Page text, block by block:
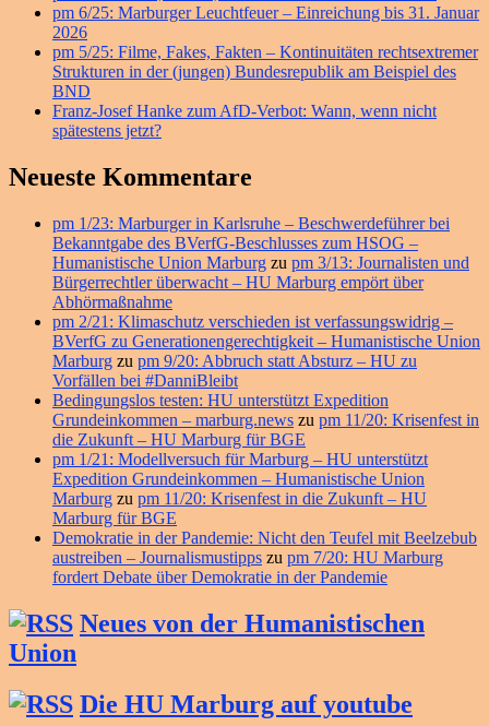
Bereich
pm 6/25: Marburger Leuchtfeuer – Einreichung bis 31. Januar
2026
pm 5/25: Filme, Fakes, Fakten – Kontinuitäten rechtsextremer
Strukturen in der (jungen) Bundesrepublik am Beispiel des
BND
Franz-Josef Hanke zum AfD-Verbot: Wann, wenn nicht
spätestens jetzt?
Neueste Kommentare
pm 1/23: Marburger in Karlsruhe – Beschwerdeführer bei
Bekanntgabe des BVerfG-Beschlusses zum HSOG –
Humanistische Union Marburg zu pm 3/13: Journalisten und
Bürgerrechtler überwacht – HU Marburg empört über
Abhörmaßnahme
pm 2/21: Klimaschutz verschieden ist verfassungswidrig –
BVerfG zu Generationengerechtigkeit – Humanistische Union
Marburg zu pm 9/20: Abbruch statt Absturz – HU zu
Vorfällen bei #DanniBleibt
Bedingungslos testen: HU unterstützt Expedition
Grundeinkommen – marburg.news zu pm 11/20: Krisenfest in
die Zukunft – HU Marburg für BGE
pm 1/21: Modellversuch für Marburg – HU unterstützt
Expedition Grundeinkommen – Humanistische Union
Marburg zu pm 11/20: Krisenfest in die Zukunft – HU
Marburg für BGE
Demokratie in der Pandemie: Nicht den Teufel mit Beelzebub
austreiben – Journalismustipps zu pm 7/20: HU Marburg
fordert Debate über Demokratie in der Pandemie
Neues von der Humanistischen
Union
Die HU Marburg auf youtube